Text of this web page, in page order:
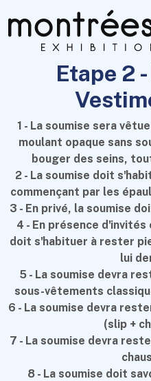
Etape 2
1 - La soumise sera
moulant opaque sans
bouger des seins,
2 - La soumise doit
commençant par les
3 - En privé, la soumise
4 - En présence
doit s'habituer à rester
lui
5 - La soumise devra
sous-vêtements
6 - La soumise devra
(slip +
7 - La soumise devra
8 - La soumise doit